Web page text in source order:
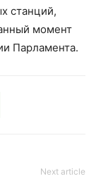
станций,
момент
Парламента.
Next article